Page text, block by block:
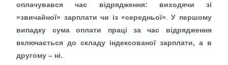
оплачувався час відрядження: виходячи зі
«звичайної» зарплати чи із «середньої» .У першому
випадку сума оплати праці за час відрядження
включається до складу індексованої зарплати, а в
другому – ні.